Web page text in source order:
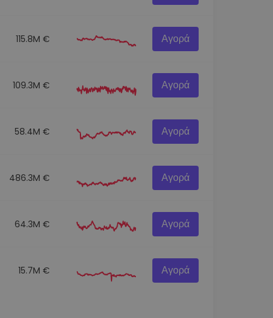
115.8M € Αγορά
109.3M € Αγορά
58.4M € Αγορά
486.3M € Αγορά
64.3M € Αγορά
15.7M € Αγορά